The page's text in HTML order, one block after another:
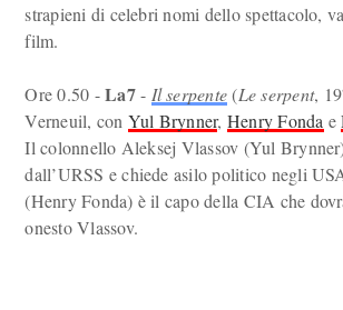
strapieni di celebri nomi dello spettacolo,
film.
Ore 0.50 -La7- Il serpente(Le serpent,
Verneuil, con Yul Brynner, Henry Fonda e
Il colonnello Aleksej Vlassov (Yul
dall’URSS e chiede asilo politico negli
(Henry Fonda) è il capo della CIA che
onesto Vlassov.